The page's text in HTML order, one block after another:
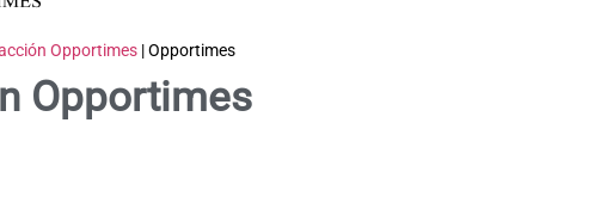
Opportimes | Opportimes
Opportimes